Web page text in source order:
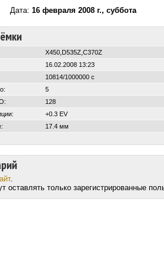
16 февраля 2008 г., суббота
X450,D535Z,C370Z
16.02.2008 13:23
10814/1000000 с
5
128
+0.3 EV
17.4 мм
.
оставлять только зарегистрированные